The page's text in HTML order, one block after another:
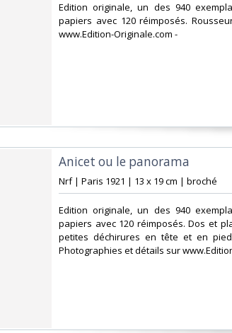
‎Edition originale, un des 940
papiers avec 120 réimposés.
www.Edition-Originale.com -‎
‎Anicet ou le panorama‎
‎Nrf | Paris 1921 | 13 x 19 cm | broché‎
‎Edition originale, un des 940
papiers avec 120 réimposés. Dos et
petites déchirures en tête et en
Photographies et détails sur